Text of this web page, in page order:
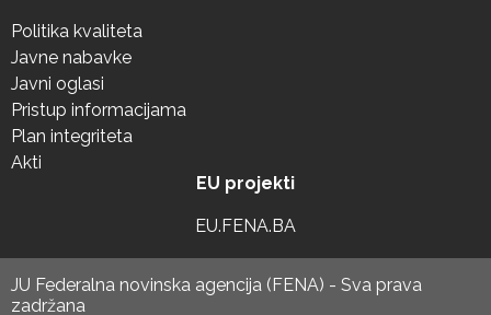
Politika kvaliteta
Javne nabavke
Javni oglasi
Pristup informacijama
Plan integriteta
Akti
EU projekti
EU.FENA.BA
JU Federalna novinska agencija (FENA) - Sva prava
zadržana